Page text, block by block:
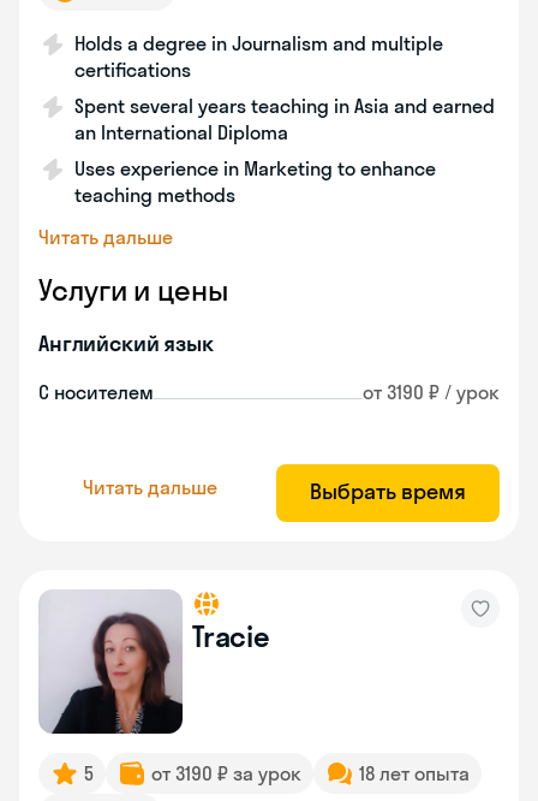
Holds a degree in Journalism and multiple
certifications
Spent several years teaching in Asia and earned
an International Diploma
Uses experience in Marketing to enhance
teaching methods
Читать дальше
Услуги и цены
Английский язык
С носителем от 3190 ₽ / урок
Читать дальше Выбрать время
Tracie
5 от 3190 ₽ за урок
18 лет опыта